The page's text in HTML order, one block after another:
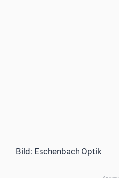
Bild: Eschenbach Optik